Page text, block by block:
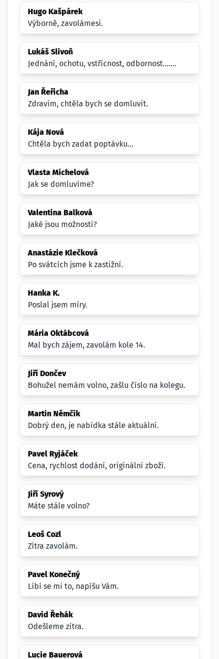
Hugo Kašpárek
Výborně, zavolámesi.
Lukáš Slivoň
Jednání, ochotu, vstřícnost, odbornost.......
Jan Řeřicha
Zdravím, chtěla bych se domluvit.
Kája Nová
Chtěla bych zadat poptávku...
Vlasta Michelová
Jak se domluvíme?
Valentina Balková
Jaké jsou možnosti?
Anastázie Klečková
Po svátcích jsme k zastižní.
Hanka K.
Poslal jsem míry.
Mária Oktábcová
Mal bych zájem, zavolám kole 14.
Jiří Dončev
Bohužel nemám volno, zašlu číslo na kolegu.
Martin Němčík
Dobrý den, je nabídka stále aktuální.
Pavel Ryjáček
Cena, rychlost dodání, originální zboží.
Jiří Syrový
Máte stále volno?
Leoš Cozl
Zítra zavolám.
Pavel Konečný
Líbí se mi to, napíšu Vám.
David Řehák
Odešleme zítra.
Lucie Bauerová